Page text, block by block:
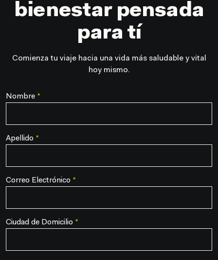
bienestar pensada
para tí
Comienza tu viaje hacia una vida más saludable y vital
hoy mismo.
Nombre *
Apellido *
Correo Electrónico *
Ciudad de Domicilio *